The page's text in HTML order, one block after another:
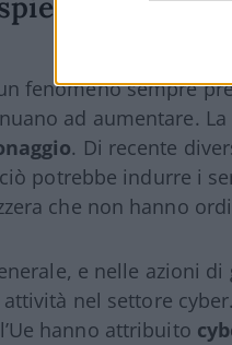
fenomeno sempre
ad aumentare.
. Di recente
potrebbe indurre i
che non hanno
e nelle azioni
nel settore
hanno attribuito